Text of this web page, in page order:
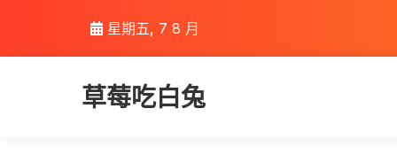
content
星期五, 7 8 月
草莓吃白兔